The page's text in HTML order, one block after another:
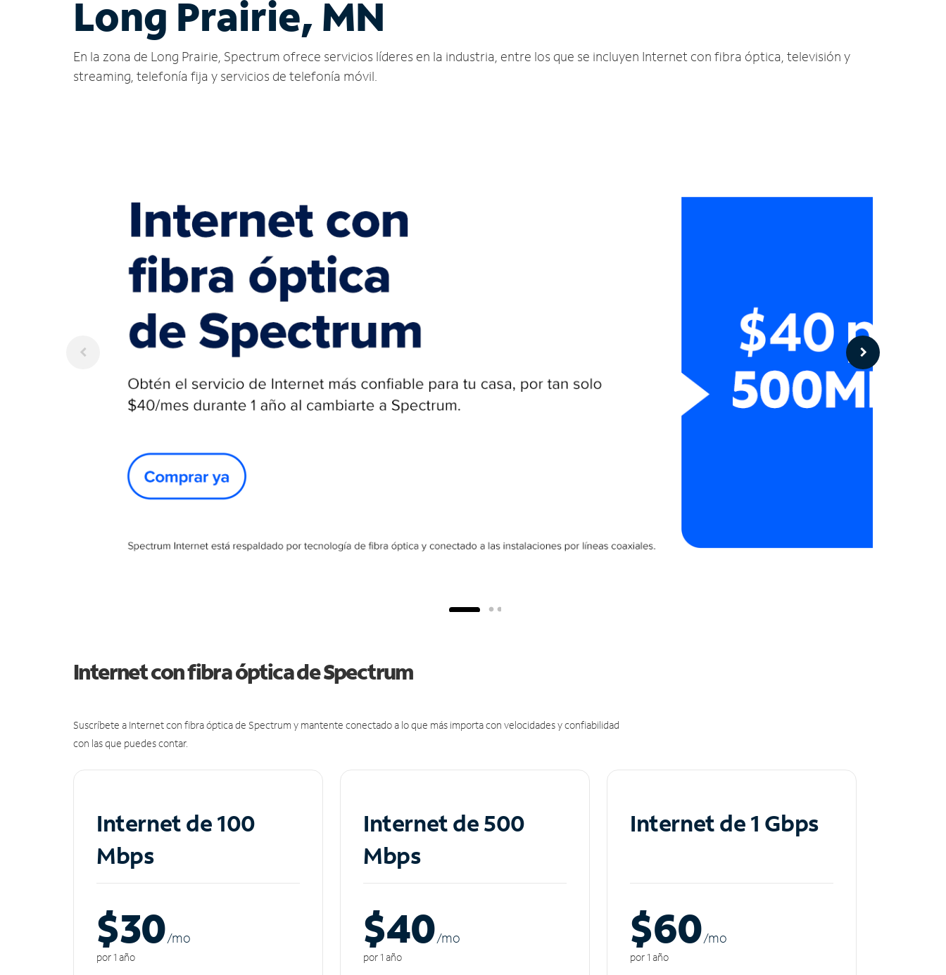
Long Prairie, MN
En la zona de Long Prairie, Spectrum ofrece servicios líderes en la industria, entre los que se incluyen Internet con fibra óptica, televisión y
streaming, telefonía fija y servicios de telefonía móvil.
Internet con fibra óptica de Spectrum
Suscríbete a Internet con fibra óptica de Spectrum y mantente conectado a lo que más importa con velocidades y confiabilidad
con las que puedes contar.
Internet de 100
Mbps
$30/mo
por 1 año
Internet de 500
Mbps
$40/mo
por 1 año
Internet de 1 Gbps
$60/mo
por 1 año